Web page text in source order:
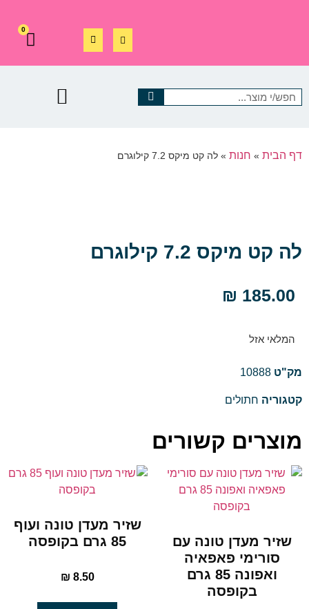
0
דף הבית » חנות » לה קט מיקס 7.2 קילוגרם
לה קט מיקס 7.2 קילוגרם
₪ 185.00
המלאי אזל
מק"ט 10888
קטגוריה חתולים
מוצרים קשורים
שזיר מעדן טונה עם
סורימי פאפאיה
ואפונה 85 גרם
בקופסה
שזיר מעדן טונה ועוף
85 גרם בקופסה
₪ 8.50